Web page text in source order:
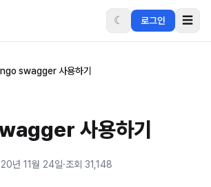
☾ 로그인 ☰
swagger 사용하기
사용하기
년 11월 24일·조회 31,148